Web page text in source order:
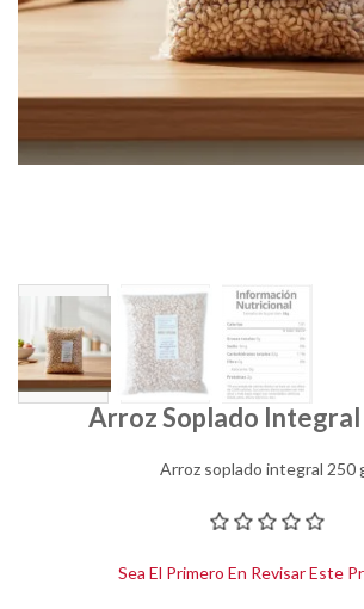
Arroz Soplado Integral
Arroz soplado integral 250
Sea El Primero En Revisar Este